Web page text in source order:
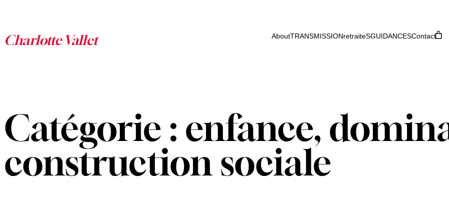
AboutTRANSMISSIONretraiteSGUIDANCESContact
Catégorie : enfance,
construction sociale